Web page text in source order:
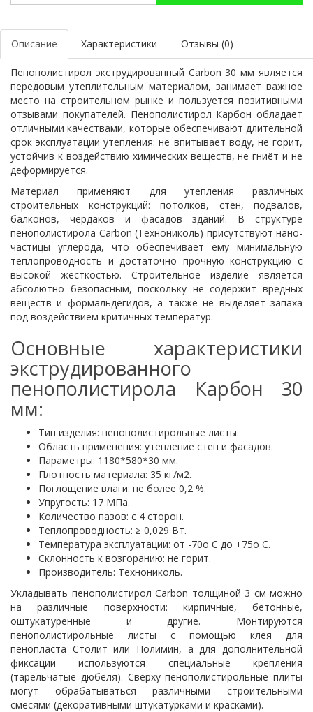
Описание Характеристики Отзывы (0)
Пенополистирол экструдированный Carbon 30 мм является
передовым утеплительным материалом, занимает важное
место на строительном рынке и пользуется позитивными
отзывами покупателей. Пенополистирол Карбон обладает
отличными качествами, которые обеспечивают длительной
срок эксплуатации утепления: не впитывает воду, не горит,
устойчив к воздействию химических веществ, не гниёт и не
деформируется.
Материал применяют для утепления различных
строительных конструкций: потолков, стен, подвалов,
балконов, чердаков и фасадов зданий. В структуре
пенополистирола Carbon (Технониколь) присутствуют нано-
частицы углерода, что обеспечивает ему минимальную
теплопроводность и достаточно прочную конструкцию с
высокой жёсткостью. Строительное изделие является
абсолютно безопасным, поскольку не содержит вредных
веществ и формальдегидов, а также не выделяет запаха
под воздействием критичных температур.
Основные характеристики
экструдированного
пенополистирола Карбон 30
мм:
Тип изделия: пенополистирольные листы.
Область применения: утепление стен и фасадов.
Параметры: 1180*580*30 мм.
Плотность материала: 35 кг/м2.
Поглощение влаги: не более 0,2 %.
Упругость: 17 МПа.
Количество пазов: с 4 сторон.
Теплопроводность: ≥ 0,029 Вт.
Температура эксплуатации: от -70о С до +75о С.
Склонность к возгоранию: не горит.
Производитель: Технониколь.
Укладывать пенополистирол Carbon толщиной 3 см можно
на различные поверхности: кирпичные, бетонные,
оштукатуренные и другие. Монтируются
пенополистирольные листы с помощью клея для
пенопласта Столит или Полимин, а для дополнительной
фиксации используются специальные крепления
(тарельчатые дюбеля). Сверху пенополистирольные плиты
могут обрабатываться различными строительными
смесями (декоративными штукатурками и красками).